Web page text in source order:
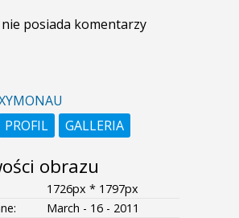
posiada komentarzy
PROFIL
GALLERIA
obrazu
1726px * 1797px
March - 16 - 2011